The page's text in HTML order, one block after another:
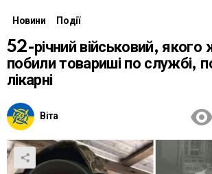
Новини Події
52-річний військовий, якого
побили товариші по службі,
лікарні
Віта